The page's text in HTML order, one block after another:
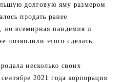
долговую яму размером
продать ранее
но всемирная пандемия и
позволили этого сделать.
несколько своих
2021 года корпорация